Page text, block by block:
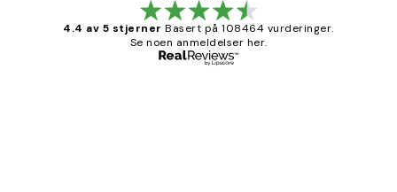
4.4 av 5 stjerner Basert på 108464 vurderinger.
Se noen anmeldelser her.